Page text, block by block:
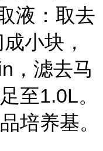
液：取去
小块，
，滤去马
至1.0L。
培养基。